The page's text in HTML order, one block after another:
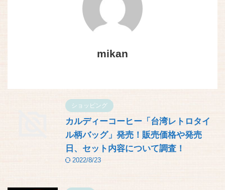
mikan
ショッピング
カルディーコーヒー「台湾レトロタイ
ル柄バッグ」発売！販売価格や発売
日、セット内容について調査！
2022/8/23